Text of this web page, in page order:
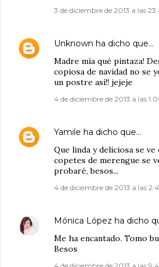
3 de diciembre de 2013 a las
Unknown ha dicho que…
Madre mía qué pintaza!
copiosa de navidad no se
un postre así!! jejeje
4 de diciembre de 2013 a las
Yamile ha dicho que…
Que linda y deliciosa se
copetes de merengue se
probaré, besos...
4 de diciembre de 2013 a las
Mónica López ha dicho
Me ha encantado. Tomo
Besos